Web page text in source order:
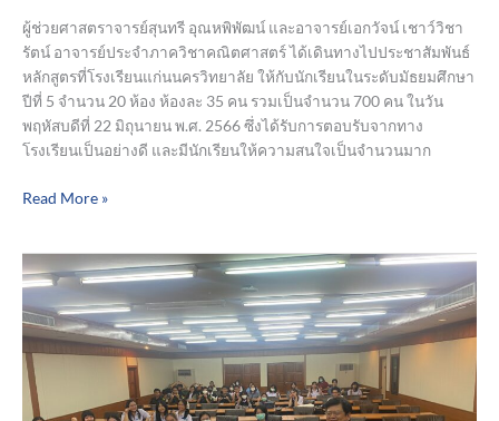
ผู้ช่วยศาสตราจารย์สุนทรี อุณหพิพัฒน์ และอาจารย์เอกวัจน์ เชาว์วิชา
รัตน์ อาจารย์ประจำภาควิชาคณิตศาสตร์ ได้เดินทางไปประชาสัมพันธ์
หลักสูตรที่โรงเรียนแก่นนครวิทยาลัย ให้กับนักเรียนในระดับมัธยมศึกษา
ปีที่ 5 จำนวน 20 ห้อง ห้องละ 35 คน รวมเป็นจำนวน 700 คน ในวัน
พฤหัสบดีที่ 22 มิถุนายน พ.ศ. 2566 ซึ่งได้รับการตอบรับจากทาง
โรงเรียนเป็นอย่างดี และมีนักเรียนให้ความสนใจเป็นจำนวนมาก
โรงเรียน
แก่น
นคร
วิทยาลัย
Read More »
ผู้
ช่วย
ศาสตราจารย์
สมคิด
อมร
สมาน
กุล